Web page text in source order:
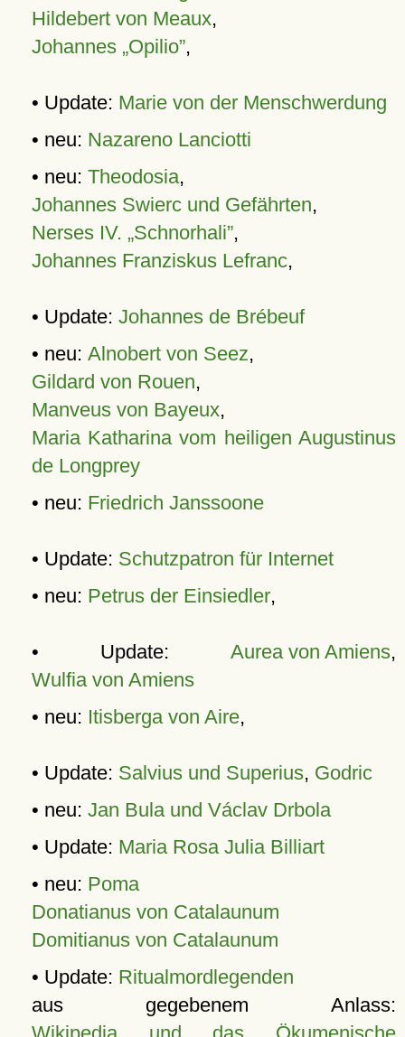
Hildebert von Meaux,
Johannes „Opilio”,
• Update: Marie von der Menschwerdung
• neu: Nazareno Lanciotti
• neu: Theodosia,
Johannes Swierc und Gefährten,
Nerses IV. „Schnorhali”,
Johannes Franziskus Lefranc,
• Update: Johannes de Brébeuf
• neu: Alnobert von Seez,
Gildard von Rouen,
Manveus von Bayeux,
Maria Katharina vom heiligen Augustinus
de Longprey
• neu: Friedrich Janssoone
• Update: Schutzpatron für Internet
• neu: Petrus der Einsiedler,
• Update: Aurea von Amiens,
Wulfia von Amiens
• neu: Itisberga von Aire,
• Update: Salvius und Superius, Godric
• neu: Jan Bula und Václav Drbola
• Update: Maria Rosa Julia Billiart
• neu: Poma
Donatianus von Catalaunum
Domitianus von Catalaunum
• Update: Ritualmordlegenden
aus gegebenem Anlass: